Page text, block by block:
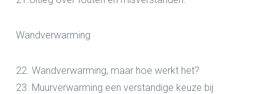
Wandverwarming
22. Wandverwarming, maar hoe werkt het?
23. Muurverwarming een verstandige keuze bij